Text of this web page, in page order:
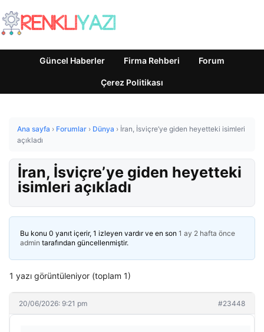
Güncel Haberler Firma Rehberi Forum
Çerez Politikası
Ana sayfa › Forumlar › Dünya › İran, İsviçre’ye giden heyetteki isimleri
açıkladı
İran, İsviçre’ye giden heyetteki
isimleri açıkladı
Bu konu 0 yanıt içerir, 1 izleyen vardır ve en son 1 ay 2 hafta önce
admin tarafından güncellenmiştir.
1 yazı görüntüleniyor (toplam 1)
20/06/2026: 9:21 pm #23448